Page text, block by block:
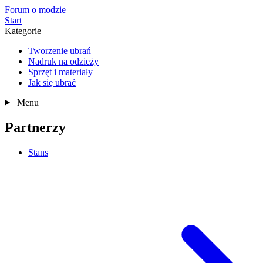
Forum o modzie
Start
Kategorie
Tworzenie ubrań
Nadruk na odzieży
Sprzęt i materiały
Jak się ubrać
Menu
Partnerzy
Stans